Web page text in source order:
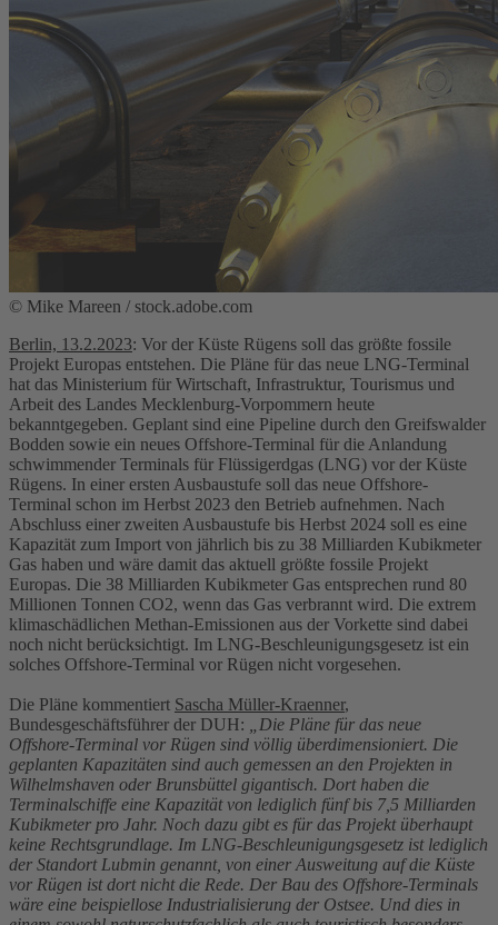
© Mike Mareen / stock.adobe.com
Berlin, 13.2.2023: Vor der Küste Rügens soll das größte fossile
Projekt Europas entstehen. Die Pläne für das neue LNG-Terminal
hat das Ministerium für Wirtschaft, Infrastruktur, Tourismus und
Arbeit des Landes Mecklenburg-Vorpommern heute
bekanntgegeben. Geplant sind eine Pipeline durch den Greifswalder
Bodden sowie ein neues Offshore-Terminal für die Anlandung
schwimmender Terminals für Flüssigerdgas (LNG) vor der Küste
Rügens. In einer ersten Ausbaustufe soll das neue Offshore-
Terminal schon im Herbst 2023 den Betrieb aufnehmen. Nach
Abschluss einer zweiten Ausbaustufe bis Herbst 2024 soll es eine
Kapazität zum Import von jährlich bis zu 38 Milliarden Kubikmeter
Gas haben und wäre damit das aktuell größte fossile Projekt
Europas. Die 38 Milliarden Kubikmeter Gas entsprechen rund 80
Millionen Tonnen CO2, wenn das Gas verbrannt wird. Die extrem
klimaschädlichen Methan-Emissionen aus der Vorkette sind dabei
noch nicht berücksichtigt. Im LNG-Beschleunigungsgesetz ist ein
solches Offshore-Terminal vor Rügen nicht vorgesehen.
Die Pläne kommentiert Sascha Müller-Kraenner,
Bundesgeschäftsführer der DUH:
„Die Pläne für das neue
Offshore-Terminal vor Rügen sind völlig überdimensioniert. Die
geplanten Kapazitäten sind auch gemessen an den Projekten in
Wilhelmshaven oder Brunsbüttel gigantisch. Dort haben die
Terminalschiffe eine Kapazität von lediglich fünf bis 7,5 Milliarden
Kubikmeter pro Jahr. Noch dazu gibt es für das Projekt überhaupt
keine Rechtsgrundlage. Im LNG-Beschleunigungsgesetz ist lediglich
der Standort Lubmin genannt, von einer Ausweitung auf die Küste
vor Rügen ist dort nicht die Rede. Der Bau des Offshore-Terminals
wäre eine beispiellose Industrialisierung der Ostsee. Und dies in